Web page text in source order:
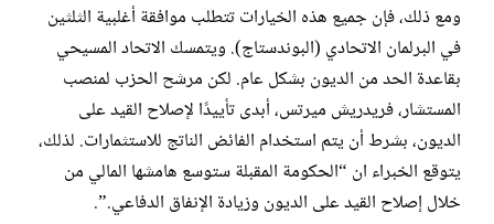
ومع ذلك، فإن جميع هذه الخيارات تتطلب موافقة أغلبية الثلثين
في البرلمان الاتحادي (البوندستاج). ويتمسك الاتحاد المسيحي
بقاعدة الحد من الديون بشكل عام. لكن مرشح الحزب لمنصب
المستشار، فريدريش ميرتس، أبدى تأييدًا لإصلاح القيد على
الديون، بشرط أن يتم استخدام الفائض الناتج للاستثمارات. لذلك،
يتوقع الخبراء ان “الحكومة المقبلة ستوسع هامشها المالي من
خلال إصلاح القيد على الديون وزيادة الإنفاق الدفاعي.”.